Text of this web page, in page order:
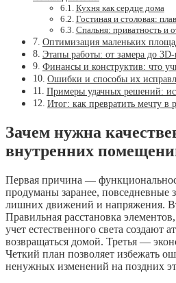
Кухня как сердце дома
Гостиная и столовая:
Спальня: приватность и
Оптимизация маленьких
Этапы работы: от замера до
Финансы и конструктив: что
Ошибки и способы их
Примеры удачных решений:
Итог: как превратить мечту в
Зачем нужна
внутренних
Первая причина —
продуманы заранее, повседневные
лишних движений и напряжения.
Правильная расстановка
учет естественного света создают
возвращаться домой. Третья —
Четкий план позволяет избежать
ненужных изменений на поздних